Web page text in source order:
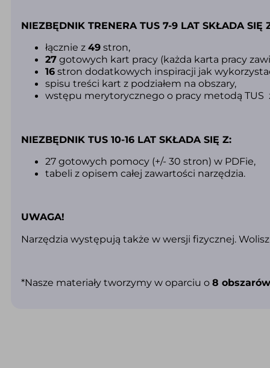
NIEZBĘDNIK TRENERA TUS 7-9 LAT SKŁADA SIĘ
łącznie z49 stron,
27 gotowych kart pracy (każda karta pracy
16 stron dodatkowych inspiracji jak
spisu treści kart z podziałem na obszary,
wstępu merytorycznego o pracy metodą TUS
NIEZBĘDNIK TUS 10-16 LAT SKŁADA SIĘ Z:
27 gotowych pomocy (+/- 30 stron) w PDFie,
tabeli z opisem całej zawartości narzędzia.
UWAGA!
Narzędzia występują także w wersji fizycznej.
*Nasze materiały tworzymy w oparciu o8